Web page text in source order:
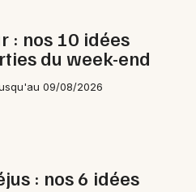
: nos 10 idées
du week-end
09/08/2026
: nos 6 idées